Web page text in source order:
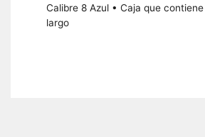
Calibre 8 Azul • Caja que
largo